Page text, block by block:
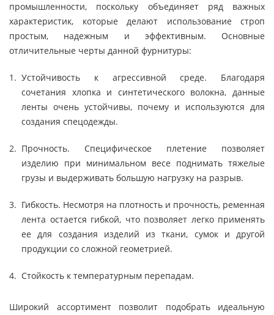
промышленности, поскольку объединяет ряд важных
характеристик, которые делают использование строп
простым, надежным и эффективным. Основные
отличительные черты данной фурнитуры:
Устойчивость к агрессивной среде. Благодаря
сочетания хлопка и синтетического волокна, данные
ленты очень устойчивы, почему и используются для
создания спецодежды.
Прочность. Специфическое плетение позволяет
изделию при минимальном весе поднимать тяжелые
грузы и выдерживать большую нагрузку на разрыв.
Гибкость. Несмотря на плотность и прочность, ременная
лента остается гибкой, что позволяет легко применять
ее для создания изделий из ткани, сумок и другой
продукции со сложной геометрией.
Стойкость к температурным перепадам.
Широкий ассортимент позволит подобрать идеальную